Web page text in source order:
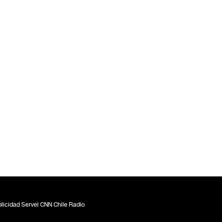
Servel CNN Chile Radio